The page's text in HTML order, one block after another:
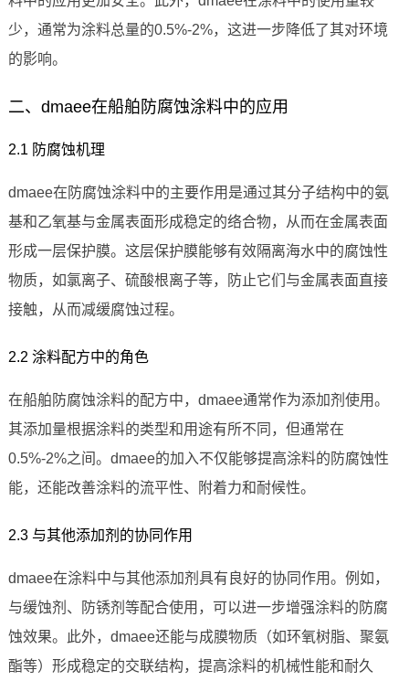
少，通常为涂料总量的0.5%-2%，这进一步降低了其对环境
的影响。
二、dmaee在船舶防腐蚀涂料中的应用
2.1 防腐蚀机理
dmaee在防腐蚀涂料中的主要作用是通过其分子结构中的氨
基和乙氧基与金属表面形成稳定的络合物，从而在金属表面
形成一层保护膜。这层保护膜能够有效隔离海水中的腐蚀性
物质，如氯离子、硫酸根离子等，防止它们与金属表面直接
接触，从而减缓腐蚀过程。
2.2 涂料配方中的角色
在船舶防腐蚀涂料的配方中，dmaee通常作为添加剂使用。
其添加量根据涂料的类型和用途有所不同，但通常在
0.5%-2%之间。dmaee的加入不仅能够提高涂料的防腐蚀性
能，还能改善涂料的流平性、附着力和耐候性。
2.3 与其他添加剂的协同作用
dmaee在涂料中与其他添加剂具有良好的协同作用。例如，
与缓蚀剂、防锈剂等配合使用，可以进一步增强涂料的防腐
蚀效果。此外，dmaee还能与成膜物质（如环氧树脂、聚氨
酯等）形成稳定的交联结构，提高涂料的机械性能和耐久